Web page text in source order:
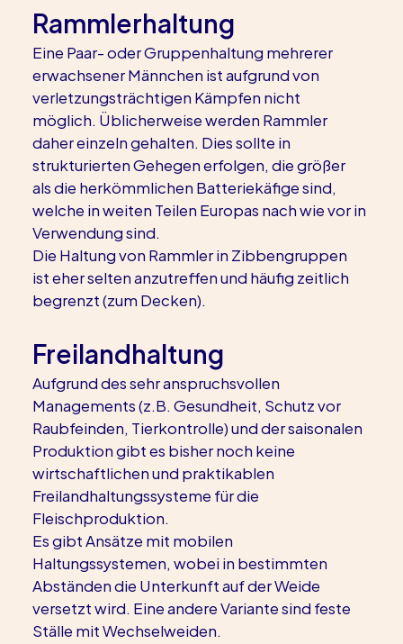
Rammlerhaltung
Eine Paar- oder Gruppenhaltung mehrerer
erwachsener Männchen ist aufgrund von
verletzungsträchtigen Kämpfen nicht
möglich. Üblicherweise werden Rammler
daher einzeln gehalten. Dies sollte in
strukturierten Gehegen erfolgen, die größer
als die herkömmlichen Batteriekäfige sind,
welche in weiten Teilen Europas nach wie vor in
Verwendung sind.
Die Haltung von Rammler in Zibbengruppen
ist eher selten anzutreffen und häufig zeitlich
begrenzt (zum Decken).
Freilandhaltung
Aufgrund des sehr anspruchsvollen
Managements (z.B. Gesundheit, Schutz vor
Raubfeinden, Tierkontrolle) und der saisonalen
Produktion gibt es bisher noch keine
wirtschaftlichen und praktikablen
Freilandhaltungssysteme für die
Fleischproduktion.
Es gibt Ansätze mit mobilen
Haltungssystemen, wobei in bestimmten
Abständen die Unterkunft auf der Weide
versetzt wird. Eine andere Variante sind feste
Ställe mit Wechselweiden.